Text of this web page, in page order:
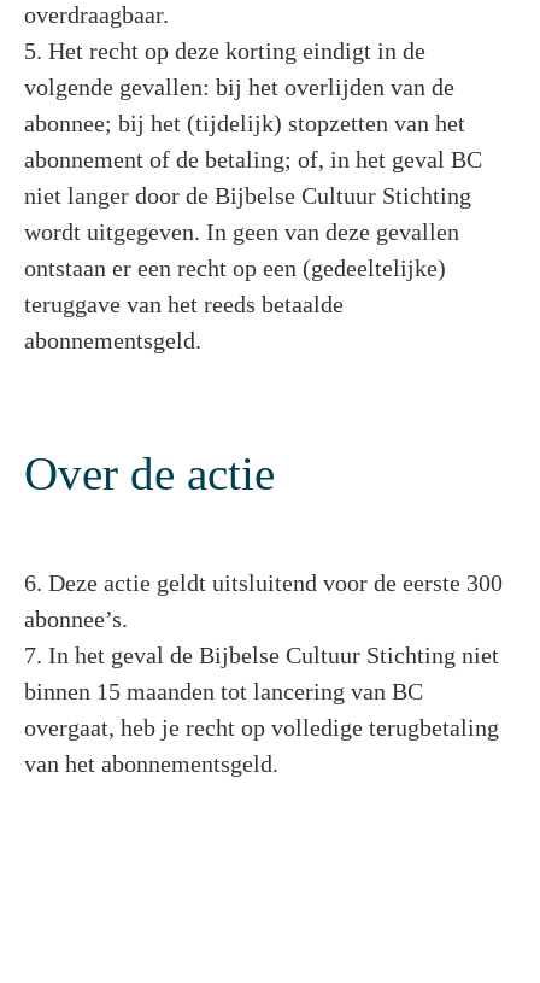
overdraagbaar.
5. Het recht op deze korting eindigt in de
volgende gevallen: bij het overlijden van de
abonnee; bij het (tijdelijk) stopzetten van het
abonnement of de betaling; of, in het geval BC
niet langer door de Bijbelse Cultuur Stichting
wordt uitgegeven. In geen van deze gevallen
ontstaan er een recht op een (gedeeltelijke)
teruggave van het reeds betaalde
abonnementsgeld.
Over de actie
6. Deze actie geldt uitsluitend voor de eerste 300
abonnee’s.
7. In het geval de Bijbelse Cultuur Stichting niet
binnen 15 maanden tot lancering van BC
overgaat, heb je recht op volledige terugbetaling
van het abonnementsgeld.